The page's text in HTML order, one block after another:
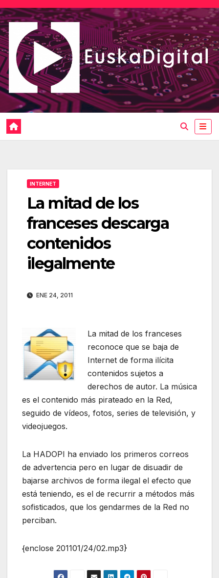
Saltar
al
contenido
INTERNET
La mitad de los
franceses descarga
contenidos
ilegalmente
ENE 24, 2011
La mitad de los franceses
reconoce que se baja de
Internet de forma ilícita
contenidos sujetos a
derechos de autor. La música
es el contenido más pirateado en la Red,
seguido de vídeos, fotos, series de televisión, y
videojuegos.
La HADOPI ha enviado los primeros correos
de advertencia pero en lugar de disuadir de
bajarse archivos de forma ilegal el efecto que
está teniendo, es el de recurrir a métodos más
sofisticados, que los gendarmes de la Red no
perciban.
{enclose 201101/24/02.mp3}